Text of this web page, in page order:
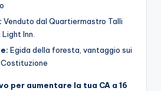
Venduto dal Quartiermastro Talli
Inn.
Egida della foresta, vantaggio sui
per aumentare la tua CA a 16